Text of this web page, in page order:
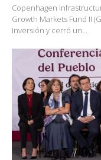
Copenhagen
Growth Markets Fund II
Inversión y cerró un...